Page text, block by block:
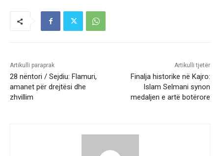
Artikulli paraprak
28 nëntori / Sejdiu: Flamuri,
amanet për drejtësi dhe
zhvillim
Artikulli tjetër
Finalja historike në Kajro:
Islam Selmani synon
medaljen e artë botërore